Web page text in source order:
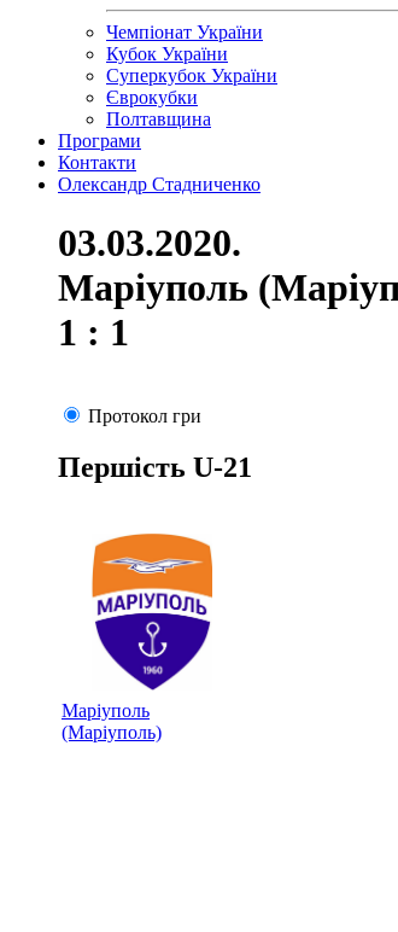
Чемпіонат України
Кубок України
Суперкубок України
Єврокубки
Полтавщина
Програми
Контакти
Олександр Стадниченко
03.03.2020.
Маріуполь
1 : 1
Протокол гри
Першість U-21
Маріуполь
(Маріуполь)